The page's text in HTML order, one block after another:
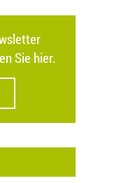
Sie hier.